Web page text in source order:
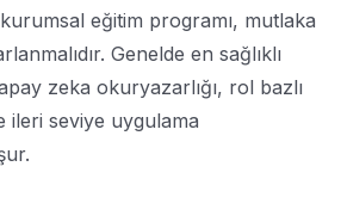
eğitim programı, mutlaka
Genelde en sağlıklı
zeka okuryazarlığı, rol bazlı
ileri seviye uygulama